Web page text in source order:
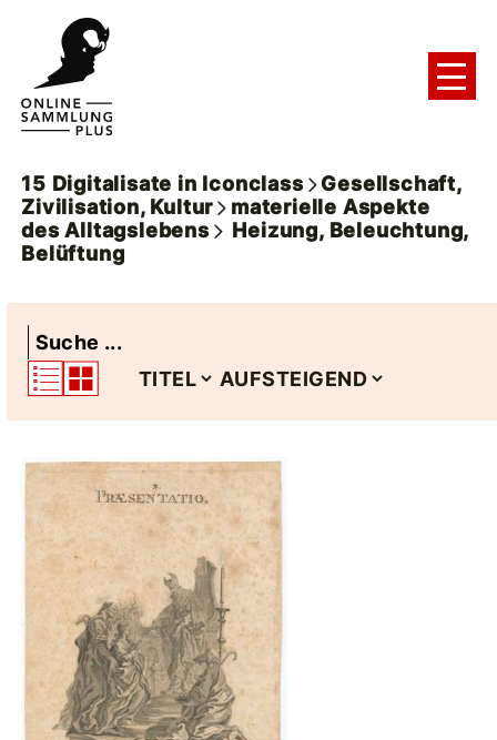
15 Digitalisate in Iconclass
Gesellschaft,
Zivilisation, Kultur
materielle Aspekte
des Alltagslebens
Heizung, Beleuchtung,
Belüftung